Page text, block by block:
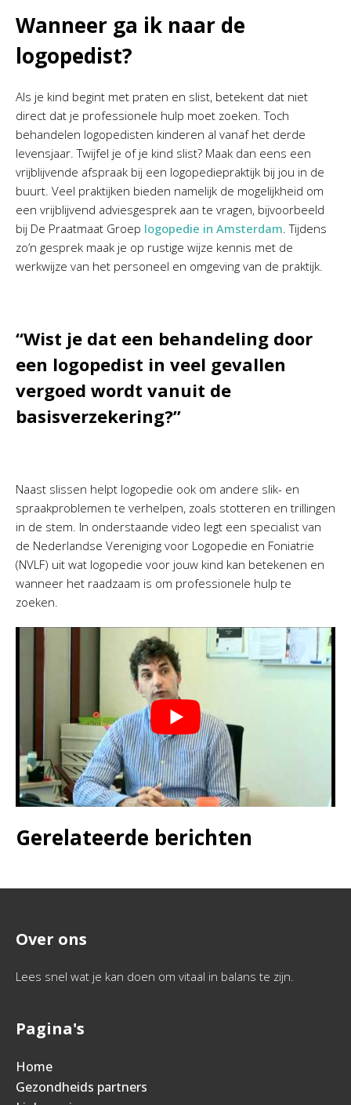
Wanneer ga ik naar de
logopedist?
Als je kind begint met praten en slist, betekent dat niet
direct dat je professionele hulp moet zoeken. Toch
behandelen logopedisten kinderen al vanaf het derde
levensjaar. Twijfel je of je kind slist? Maak dan eens een
vrijblijvende afspraak bij een logopediepraktijk bij jou in de
buurt. Veel praktijken bieden namelijk de mogelijkheid om
een vrijblijvend adviesgesprek aan te vragen, bijvoorbeeld
bij De Praatmaat Groep logopedie in Amsterdam. Tijdens
zo’n gesprek maak je op rustige wijze kennis met de
werkwijze van het personeel en omgeving van de praktijk.
“Wist je dat een behandeling door
een logopedist in veel gevallen
vergoed wordt vanuit de
basisverzekering?”
Naast slissen helpt logopedie ook om andere slik- en
spraakproblemen te verhelpen, zoals stotteren en trillingen
in de stem. In onderstaande video legt een specialist van
de Nederlandse Vereniging voor Logopedie en Foniatrie
(NVLF) uit wat logopedie voor jouw kind kan betekenen en
wanneer het raadzaam is om professionele hulp te
zoeken.
Gerelateerde berichten
Over ons
Lees snel wat je kan doen om vitaal in balans te zijn.
Pagina's
Home
Gezondheids partners